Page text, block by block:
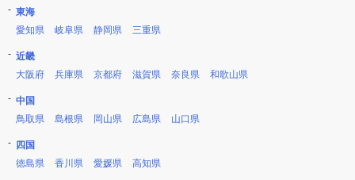
東海
愛知県
岐阜県 静岡県 三重県
近畿
大阪府
兵庫県 京都府 滋賀県 奈良県 和歌山県
中国
鳥取県
島根県 岡山県 広島県 山口県
四国
徳島県
香川県 愛媛県 高知県